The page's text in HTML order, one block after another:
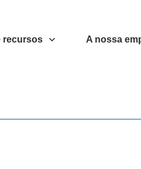
recursos A nossa